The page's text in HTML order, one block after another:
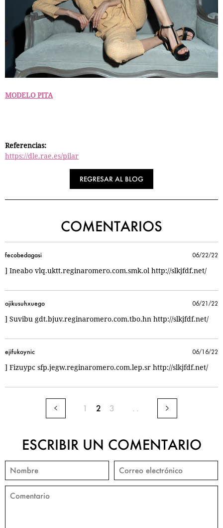
MODELO PITA
Referencias:
https://dle.rae.es/pilar
REGRESAR AL BLOG
COMENTARIOS
fecobedagasi
] Ineabo vlq.uktt.reginaromero.com.smk.ol http://slkjfdf.net/
06/22/22
ojikusuhxuego
] Suvibu gdt.bjuv.reginaromero.com.tbo.hn http://slkjfdf.net/
06/21/22
ejifukoynic
] Fizuypc sfp.jegw.reginaromero.com.lep.sr http://slkjfdf.net/
06/16/22
1 2 3 ..
ESCRIBIR UN COMENTARIO